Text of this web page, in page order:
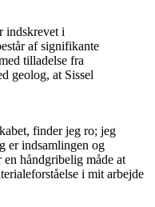
indskrevet i
af signifikante
tilladelse fra
geolog, at Sissel
finder jeg ro; jeg
er indsamlingen og
en håndgribelig måde at
i mit arbejde